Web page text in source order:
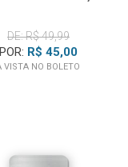
DE: R$ 49,99
POR: R$ 45,00
VISTA NO BOLETO